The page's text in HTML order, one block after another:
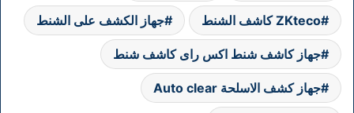
ZKteco كاشف الشنط جهاز الكشف على الشنط
جهاز كاشف شنط اكس راى كاشف شنط
جهاز كشف الاسلحة Auto clear